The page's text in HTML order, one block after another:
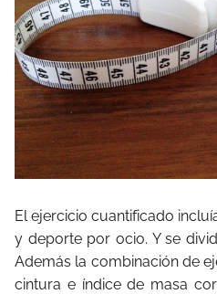
El ejercicio cuantificado
y deporte por ocio. Y se
Además la combinación de
cintura e índice de masa